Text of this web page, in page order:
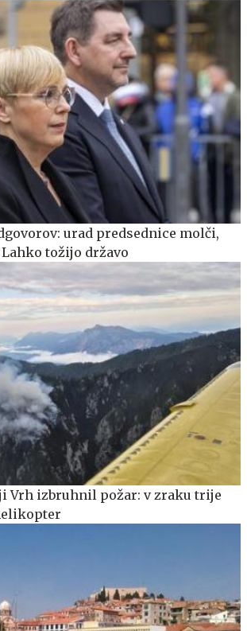
urad predsednice molči,
Lahko tožijo državo
Vrh izbruhnil požar: v zraku trije